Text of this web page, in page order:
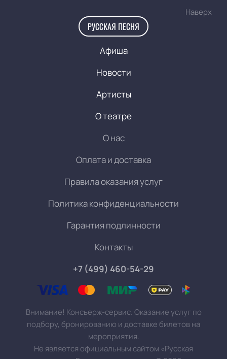
Наверх
РУССКАЯ ПЕСНЯ
Афиша
Новости
Артисты
О театре
О нас
Оплата и доставка
Правила оказания услуг
Политика конфиденциальности
Гарантия подлинности
Контакты
+7 (499) 460-54-29
Внимание! Консьерж-сервис. Оказание услуг по
подбору, бронированию и доставке билетов на
мероприятия.
Не является официальным сайтом «Русская